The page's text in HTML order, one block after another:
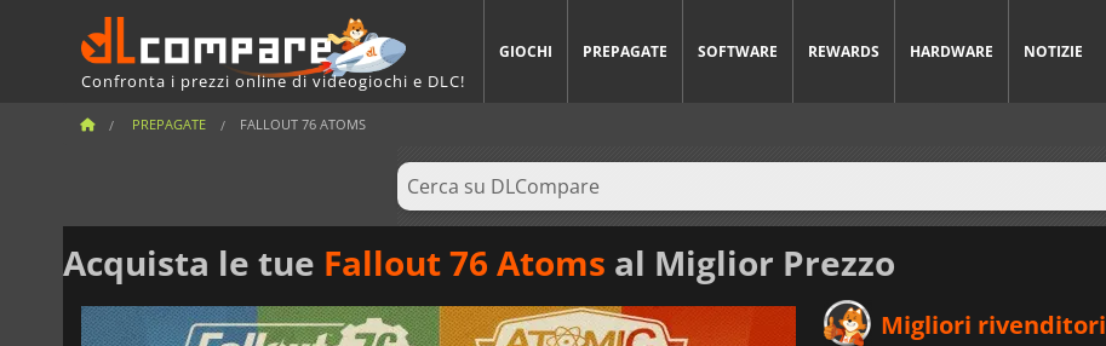
Confronta i prezzi online di videogiochi e DLC!
GIOCHI PREPAGATE SOFTWARE REWARDS HARDWARE NOTIZIE
PREPAGATE FALLOUT 76 ATOMS
Acquista le tue Fallout 76 Atoms al Miglior Prezzo
Migliori rivenditori